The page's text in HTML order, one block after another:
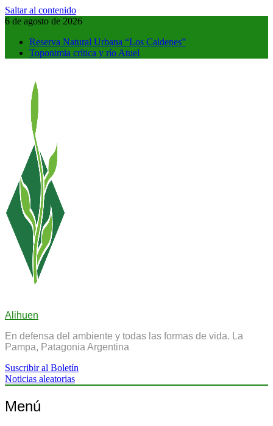
Saltar al contenido
6 de agosto de 2026
Reserva Natural Urbana “Los Caldenes”
Toponimia crítica y río Atuel
Alihuen
En defensa del ambiente y todas las formas de vida. La
Pampa, Patagonia Argentina
Suscribir al Boletín
Noticias aleatorias
Menú